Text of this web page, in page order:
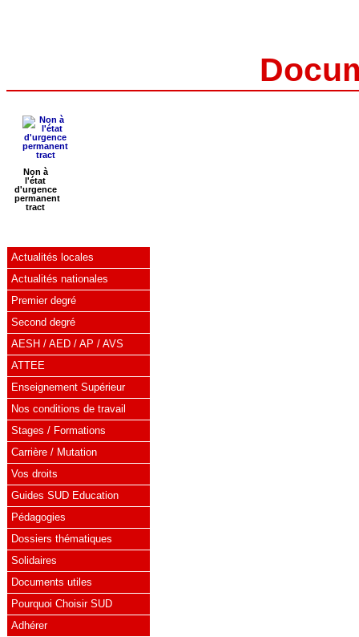
Non à
l'état
d'urgence
permanent
tract
Actualités locales
Actualités nationales
Premier degré
Second degré
AESH / AED / AP / AVS
ATTEE
Enseignement Supérieur
Nos conditions de travail
Stages / Formations
Carrière / Mutation
Vos droits
Guides SUD Education
Pédagogies
Dossiers thématiques
Solidaires
Documents utiles
Pourquoi Choisir SUD
Adhérer